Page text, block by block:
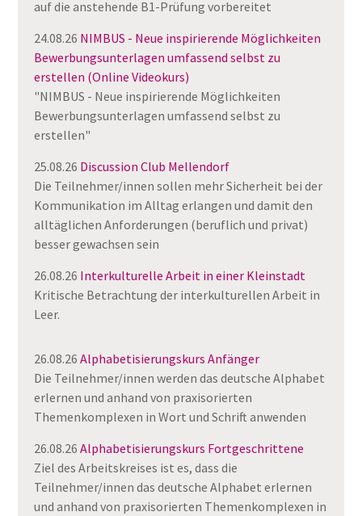
auf die anstehende B1-Prüfung vorbereitet
24.08.26 NIMBUS - Neue inspirierende Möglichkeiten
Bewerbungsunterlagen umfassend selbst zu
erstellen (Online Videokurs)
"NIMBUS - Neue inspirierende Möglichkeiten
Bewerbungsunterlagen umfassend selbst zu
erstellen"
25.08.26 Discussion Club Mellendorf
Die Teilnehmer/innen sollen mehr Sicherheit bei der
Kommunikation im Alltag erlangen und damit den
alltäglichen Anforderungen (beruflich und privat)
besser gewachsen sein
26.08.26 Interkulturelle Arbeit in einer Kleinstadt
Kritische Betrachtung der interkulturellen Arbeit in
Leer.
26.08.26Alphabetisierungskurs Anfänger
Die Teilnehmer/innen werden das deutsche Alphabet
erlernen und anhand von praxisorierten
Themenkomplexen in Wort und Schrift anwenden
26.08.26Alphabetisierungskurs Fortgeschrittene
Ziel des Arbeitskreises ist es, dass die
Teilnehmer/innen das deutsche Alphabet erlernen
und anhand von praxisorierten Themenkomplexen in